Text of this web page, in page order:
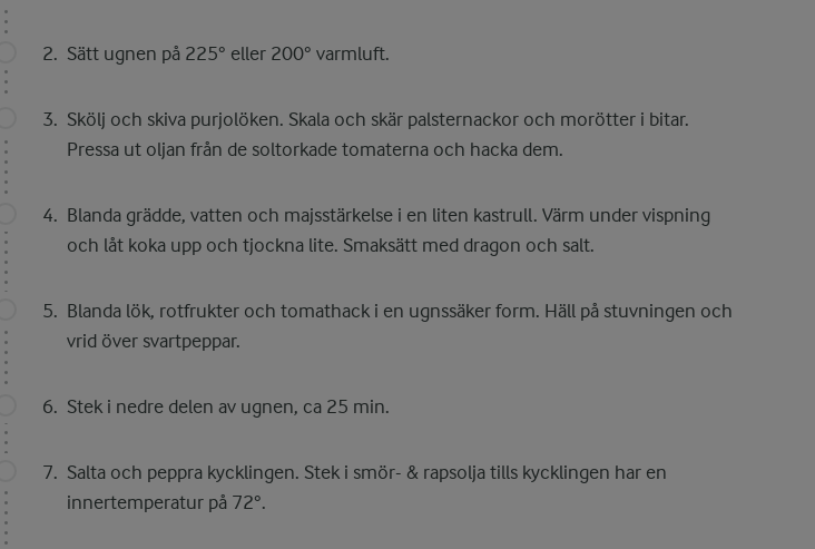
Sätt ugnen på 225° eller 200° varmluft.
Skölj och skiva purjolöken. Skala och skär palsternackor och morötter i bitar.
Pressa ut oljan från de soltorkade tomaterna och hacka dem.
Blanda grädde, vatten och majsstärkelse i en liten kastrull. Värm under vispning
och låt koka upp och tjockna lite. Smaksätt med dragon och salt.
Blanda lök, rotfrukter och tomathack i en ugnssäker form. Häll på stuvningen och
vrid över svartpeppar.
Stek i nedre delen av ugnen, ca 25 min.
Salta och peppra kycklingen. Stek i smör- & rapsolja tills kycklingen har en
innertemperatur på 72°.